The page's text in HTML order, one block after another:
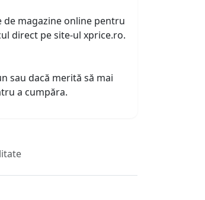
magazine online pentru
direct pe site-ul xprice.ro.
sau dacă merită să mai
a cumpăra.